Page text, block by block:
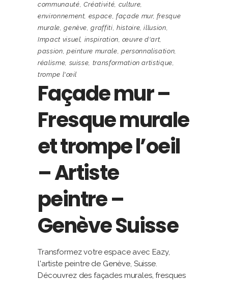
communauté, Créativité, culture,
environnement, espace, façade mur, fresque
murale,genève,graffiti, histoire,illusion,
Impact visuel, inspiration,œuvre d'art,
passion, peinture murale, personnalisation,
réalisme, suisse, transformation artistique,
trompe l'œil
Façade mur –
Fresque murale
et trompe l’oeil
– Artiste
peintre –
Genève Suisse
Transformez votre espace avec Eazy,
l'artiste peintre de Genève, Suisse.
Découvrez des façades murales, fresques